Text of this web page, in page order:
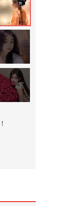
君再来
教育一
入基
中国
人低